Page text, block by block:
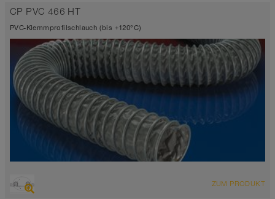
-10°C bis 80°C (110°C)
CP PVC 466 HT
PVC-Klemmprofilschlauch (bis +120°C)
Saugschlauch + Druckschlauch
ZUM PRODUKT